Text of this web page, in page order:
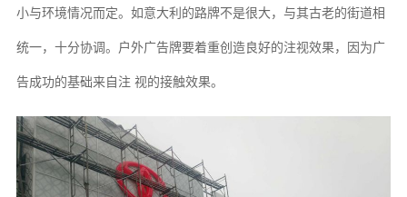
小与环境情况而定。如意大利的路牌不是很大，与其古老的街道相
统一，十分协调。户外广告牌要着重创造良好的注视效果，因为广
告成功的基础来自注 视的接触效果。